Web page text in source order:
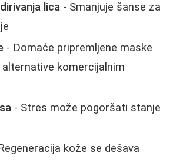
lica - Smanjuje šanse za
- Domaće pripremljene maske
komercijalnim
- Stres može pogoršati stanje
kože se dešava